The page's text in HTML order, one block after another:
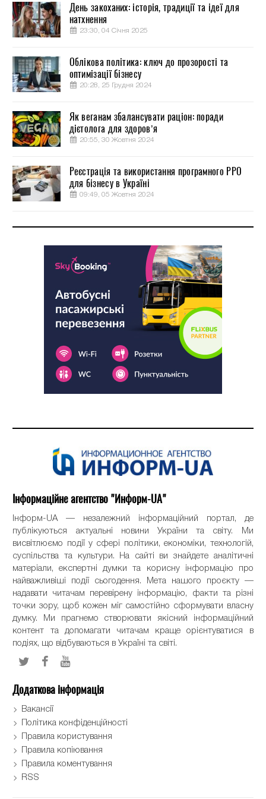
День закоханих: історія, традиції та ідеї для
натхнення
23:30, 04 Січня 2025
Облікова політика: ключ до прозорості та
оптимізації бізнесу
20:28, 25 Грудня 2024
Як веганам збалансувати раціон: поради
дієтолога для здоров’я
20:55, 30 Жовтня 2024
Реєстрація та використання програмного РРО
для бізнесу в Україні
09:49, 05 Жовтня 2024
Інформаційне агентство "Информ-UA"
Інформ-UA — незалежний інформаційний портал, де
публікуються актуальні новини України та світу. Ми
висвітлюємо події у сфері політики, економіки, технологій,
суспільства та культури. На сайті ви знайдете аналітичні
матеріали, експертні думки та корисну інформацію про
найважливіші події сьогодення. Мета нашого проєкту —
надавати читачам перевірену інформацію, факти та різні
точки зору, щоб кожен міг самостійно сформувати власну
думку. Ми прагнемо створювати якісний інформаційний
контент та допомагати читачам краще орієнтуватися в
подіях, що відбуваються в Україні та світі.
Додаткова інформація
Вакансії
Політика конфіденційності
Правила користування
Правила копіювання
Правила коментування
RSS